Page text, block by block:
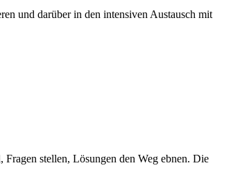
und darüber in den intensiven Austausch mit
stellen, Lösungen den Weg ebnen. Die